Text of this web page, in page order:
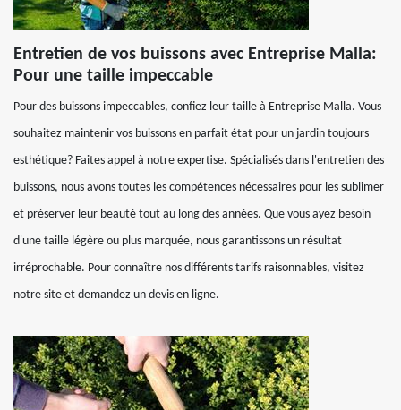
Entretien de vos buissons avec Entreprise Malla:
Pour une taille impeccable
Pour des buissons impeccables, confiez leur taille à Entreprise Malla. Vous
souhaitez maintenir vos buissons en parfait état pour un jardin toujours
esthétique? Faites appel à notre expertise. Spécialisés dans l'entretien des
buissons, nous avons toutes les compétences nécessaires pour les sublimer
et préserver leur beauté tout au long des années. Que vous ayez besoin
d'une taille légère ou plus marquée, nous garantissons un résultat
irréprochable. Pour connaître nos différents tarifs raisonnables, visitez
notre site et demandez un devis en ligne.